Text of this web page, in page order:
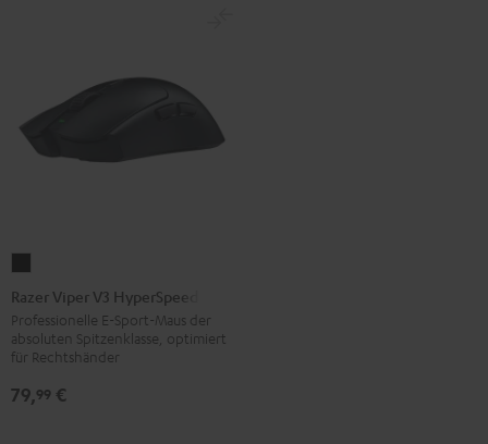
Viper
V3
HyperSpeed
Black
Razer Viper V3 HyperSpeed
Professionelle E-Sport-Maus der
absoluten Spitzenklasse, optimiert
für Rechtshänder
79,99 €